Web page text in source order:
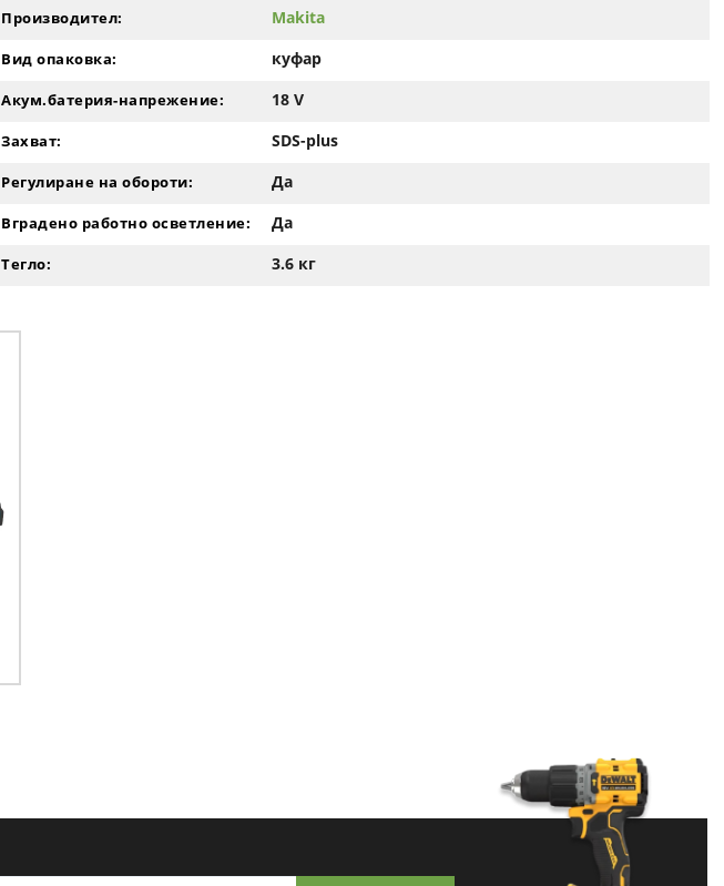
Производител: Makita
Вид опаковка: куфар
Акум.батерия-напрежение: 18 V
Захват: SDS-plus
Регулиране на обороти: Да
Вградено работно осветление: Да
Тегло: 3.6 кг